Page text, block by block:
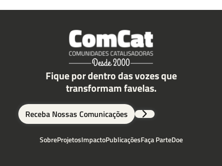
Fique por dentro das vozes que
transformam favelas.
Receba Nossas Comunicações
SobreProjetosImpactoPublicaçõesFaça ParteDoe